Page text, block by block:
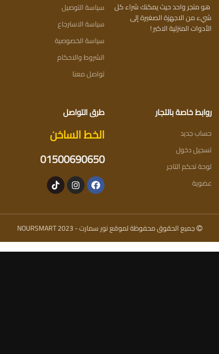
هو متجر واحد حيث يمكنك شراء كل
شيء من الاجهزة الصغيرة إلى
الأدوات المنزلية الاكبر !
سياسة التوصيل
سياسة الاسترجاع
سياسة الخصوصية
الشروط والاحكام
تواصل معنا
روابط خاصة بالتجار
حساب جديد
تسجيل دخول
لوحة تحكم التاجر
عضوية
طرق التواصل
الخط الساخن
01500690650
جميع الحقوق محفوظة لموقع نور سمارت - NOURSMART 2023